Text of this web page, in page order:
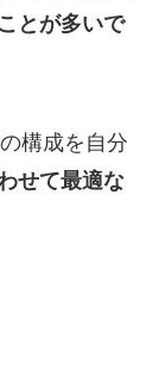
とが多いで
構成を自分
せて最適な